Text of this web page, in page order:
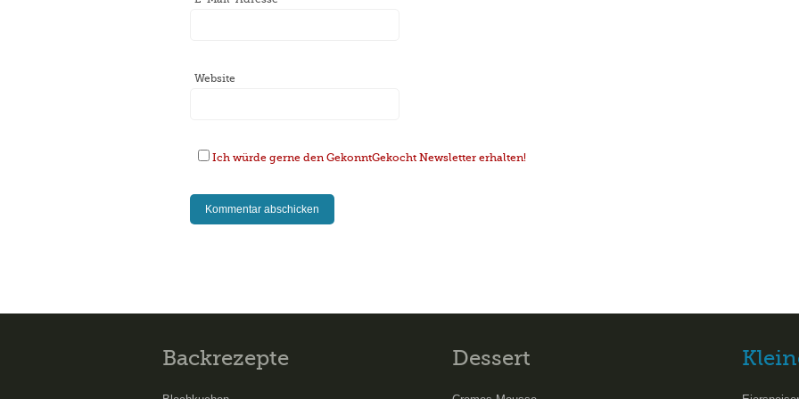
Website
Ich würde gerne den GekonntGekocht Newsletter erhalten!
Backrezepte Dessert